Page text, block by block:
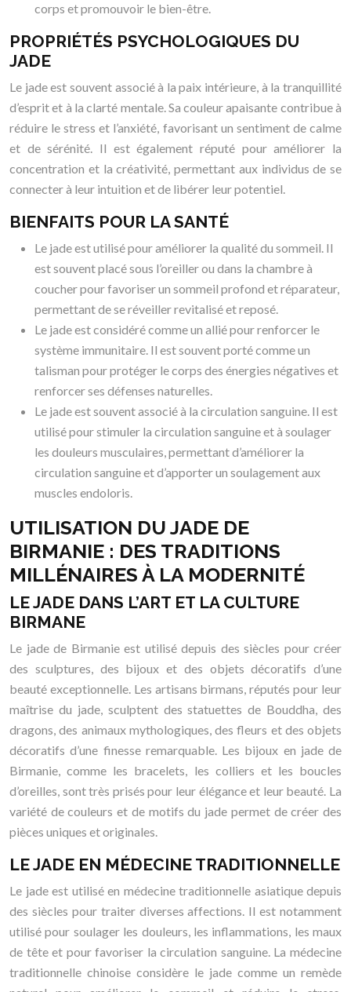
corps et promouvoir le bien-être.
PROPRIÉTÉS PSYCHOLOGIQUES DU
JADE
Le jade est souvent associé à la paix intérieure, à la tranquillité
d’esprit et à la clarté mentale. Sa couleur apaisante contribue à
réduire le stress et l’anxiété, favorisant un sentiment de calme
et de sérénité. Il est également réputé pour améliorer la
concentration et la créativité, permettant aux individus de se
connecter à leur intuition et de libérer leur potentiel.
BIENFAITS POUR LA SANTÉ
Le jade est utilisé pour améliorer la qualité du sommeil. Il
est souvent placé sous l’oreiller ou dans la chambre à
coucher pour favoriser un sommeil profond et réparateur,
permettant de se réveiller revitalisé et reposé.
Le jade est considéré comme un allié pour renforcer le
système immunitaire. Il est souvent porté comme un
talisman pour protéger le corps des énergies négatives et
renforcer ses défenses naturelles.
Le jade est souvent associé à la circulation sanguine. Il est
utilisé pour stimuler la circulation sanguine et à soulager
les douleurs musculaires, permettant d’améliorer la
circulation sanguine et d’apporter un soulagement aux
muscles endoloris.
UTILISATION DU JADE DE
BIRMANIE : DES TRADITIONS
MILLÉNAIRES À LA MODERNITÉ
LE JADE DANS L’ART ET LA CULTURE
BIRMANE
Le jade de Birmanie est utilisé depuis des siècles pour créer
des sculptures, des bijoux et des objets décoratifs d’une
beauté exceptionnelle. Les artisans birmans, réputés pour leur
maîtrise du jade, sculptent des statuettes de Bouddha, des
dragons, des animaux mythologiques, des fleurs et des objets
décoratifs d’une finesse remarquable. Les bijoux en jade de
Birmanie, comme les bracelets, les colliers et les boucles
d’oreilles, sont très prisés pour leur élégance et leur beauté. La
variété de couleurs et de motifs du jade permet de créer des
pièces uniques et originales.
LE JADE EN MÉDECINE TRADITIONNELLE
Le jade est utilisé en médecine traditionnelle asiatique depuis
des siècles pour traiter diverses affections. Il est notamment
utilisé pour soulager les douleurs, les inflammations, les maux
de tête et pour favoriser la circulation sanguine. La médecine
traditionnelle chinoise considère le jade comme un remède